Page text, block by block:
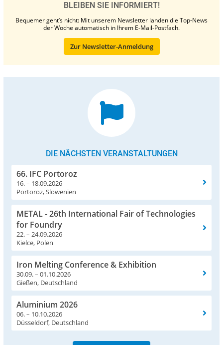
BLEIBEN SIE INFORMIERT!
Bequemer geht’s nicht: Mit unserem Newsletter landen die Top-News
der Woche automatisch in Ihrem E-Mail-Postfach.
Zur Newsletter-Anmeldung
DIE NÄCHSTEN VERANSTALTUNGEN
66. IFC Portoroz
16. – 18.09.2026
Portoroz, Slowenien
METAL - 26th International Fair of Technologies
for Foundry
22. – 24.09.2026
Kielce, Polen
Iron Melting Conference & Exhibition
30.09. – 01.10.2026
Gießen, Deutschland
Aluminium 2026
06. – 10.10.2026
Düsseldorf, Deutschland